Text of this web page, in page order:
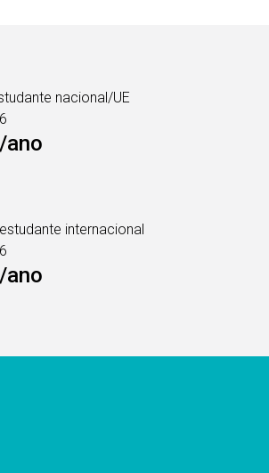
nacional/UE
ano
internacional
ano